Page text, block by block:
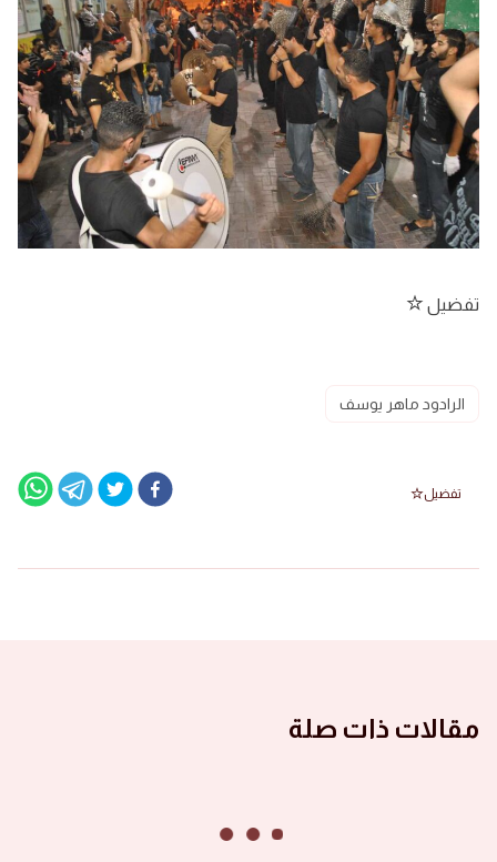
تفضيل
الرادود ماهر يوسف
تفضيل
مقالات ذات صلة